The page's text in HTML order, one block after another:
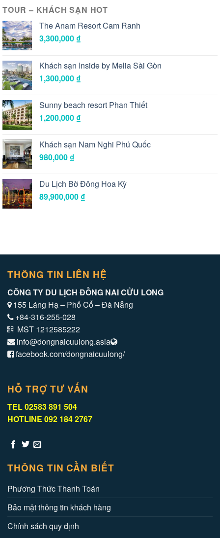
TOUR – KHÁCH SẠN HOT
The Anam Resort Cam Ranh
3,300,000 ₫
Khách sạn Inside by Melia Sài Gòn
1,300,000 ₫
Sunny beach resort Phan Thiết
1,200,000 ₫
Khách sạn Nam Nghi Phú Quốc
980,000 ₫
Du Lịch Bờ Đông Hoa Kỳ
89,900,000 ₫
THÔNG TIN LIÊN HỆ
CÔNG TY DU LỊCH ĐỒNG NAI CỬU LONG
155 Láng Hạ – Phố Cổ – Đà Nẵng
+84-316-255-028
MST 1212585222
info@dongnaicuulong.asia
facebook.com/dongnaicuulong/
HỖ TRỢ TƯ VẤN
TEL 02583 891 504
HOTLINE 092 184 2767
THÔNG TIN CẦN BIẾT
Phương Thức Thanh Toán
Bảo mật thông tin khách hàng
Chính sách quy định